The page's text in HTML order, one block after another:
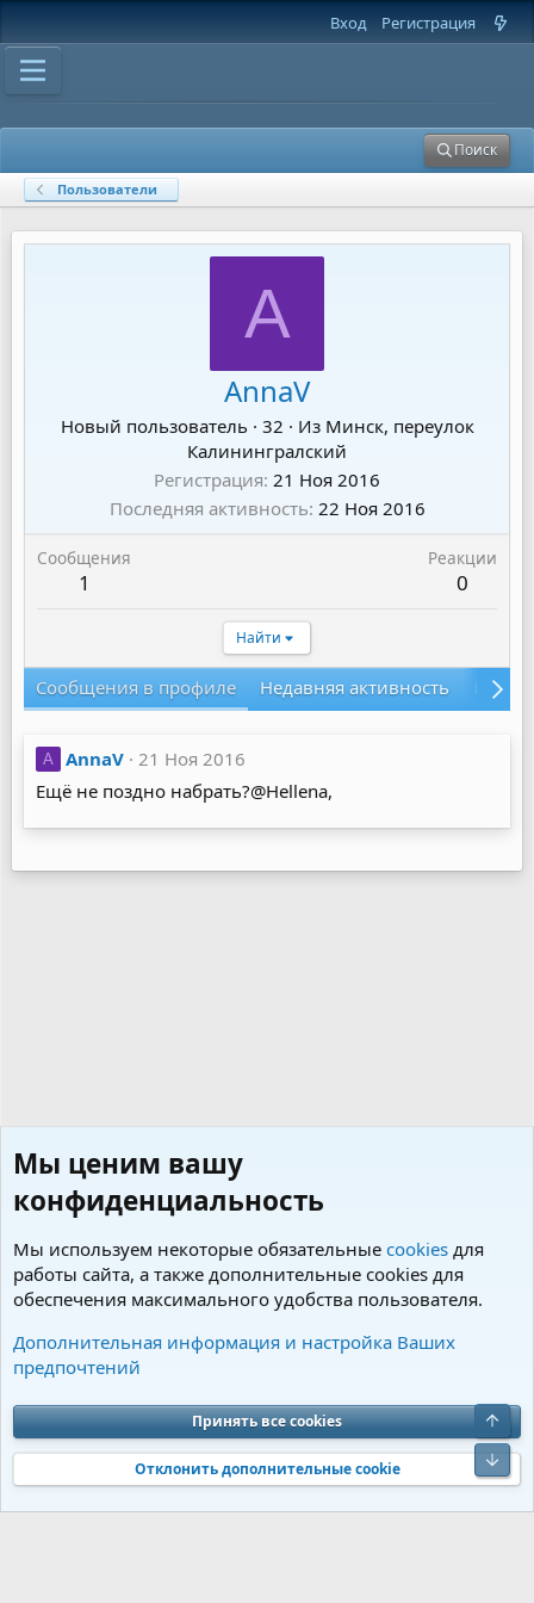
Вход Регистрация
Поиск
Пользователи
A
AnnaV
Новый пользователь · 32 · Из Минск, переулок
Калинингралский
Регистрация 21 Ноя 2016
Последняя активность 22 Ноя 2016
Сообщения
1
Реакции
0
Найти
Сообщения в профиле Недавняя активность
A AnnaV 21 Ноя 2016
Ещё не поздно набрать?@Hellena,
Пользователи
Cookies Charm by DCom
Обратная связь
Условия и правила
Политика конфиденциальности
Помощь
S
S
Community platform by XenForo® © 2010-2026 XenForo Ltd. Перевод от
Jumuro®|Media embeds via s9e/MediaSites
Мы ценим вашу
конфиденциальность
Мы используем некоторые обязательные cookies для
работы сайта, а также дополнительные cookies для
обеспечения максимального удобства пользователя.
Дополнительная информация и настройка Ваших
предпочтений
Принять все cookies
Отклонить дополнительные cookie
Верх
Низ